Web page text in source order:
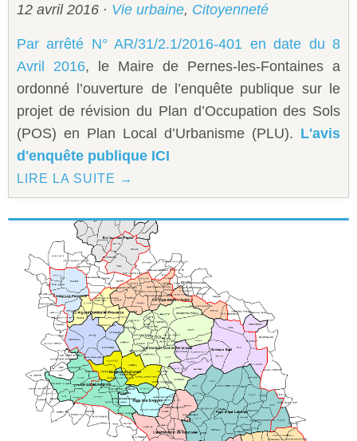
Sécurité civile
Sécurité publique
12 avril 2016 · Vie urbaine, Citoyenneté
Par arrêté N° AR/31/2.1/2016-401 en date du 8
Avril 2016, le Maire de Pernes-les-Fontaines a
ordonné l’ouverture de l’enquête publique sur le
projet de révision du Plan d’Occupation des Sols
(POS) en Plan Local d’Urbanisme (PLU). L'avis
d'enquête publique ICI
LIRE LA SUITE →